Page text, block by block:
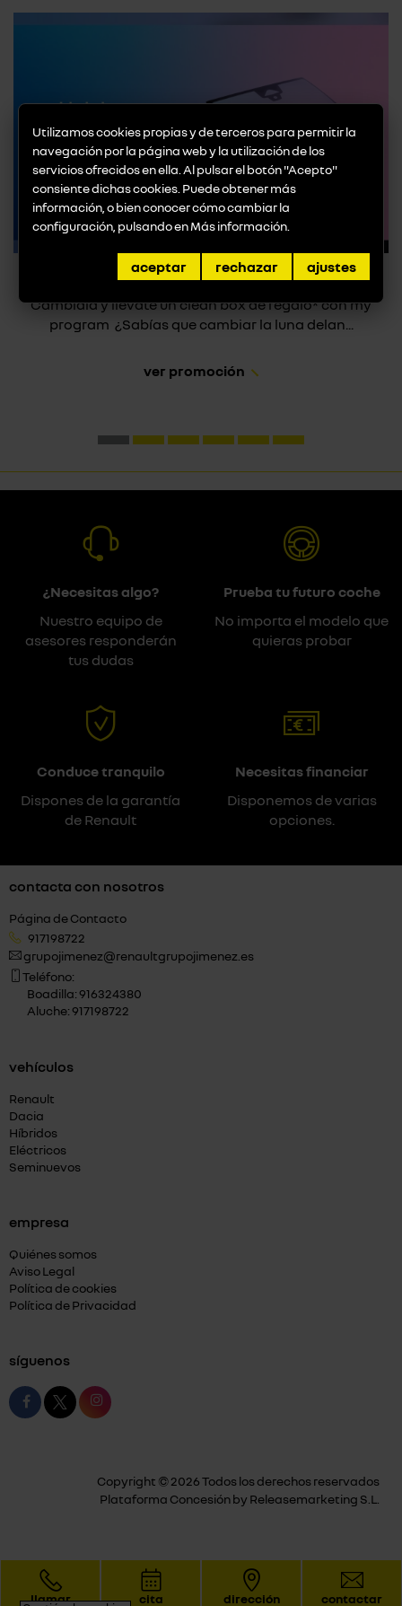
Promoción Luna Delantera
Cámbiala y llévate un clean box de regalo* con my
program ¿Sabías que cambiar la luna delan...
ver promoción
Utilizamos cookies propias y de terceros para permitir la
navegación por la página web y la utilización de los
servicios ofrecidos en ella. Al pulsar el botón "Acepto"
consiente dichas cookies. Puede obtener más
información, o bien conocer cómo cambiar la
configuración, pulsando enMás información
aceptar rechazar ajustes
llamar cita dirección contactar
¿Necesitas algo?
Nuestro equipo de
asesores responderán
tus dudas
Prueba tu futuro coche
No importa el modelo que
quieras probar
Conduce tranquilo
Dispones de la garantía
de Renault
Necesitas financiar
Disponemos de varias
opciones.
contacta con nosotros
Página de Contacto
917198722
grupojimenez@renaultgrupojimenez.es
Teléfono:
Boadilla: 916324380
Aluche: 917198722
vehículos
Renault
Dacia
Híbridos
Eléctricos
Seminuevos
empresa
Quiénes somos
Aviso Legal
Política de cookies
Política de Privacidad
síguenos
Copyright © 2026 Todos los derechos reservados
Plataforma Concesión by Releasemarketing S.L.